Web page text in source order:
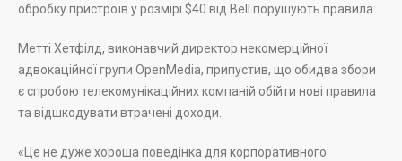
обробку пристроїв у розмірі $40 від Bell порушують правила.
Метті Хетфілд, виконавчий директор некомерційної
адвокаційної групи OpenMedia, припустив, що обидва збори
є спробою телекомунікаційних компаній обійти нові правила
та відшкодувати втрачені доходи.
«Це не дуже хороша поведінка для корпоративного